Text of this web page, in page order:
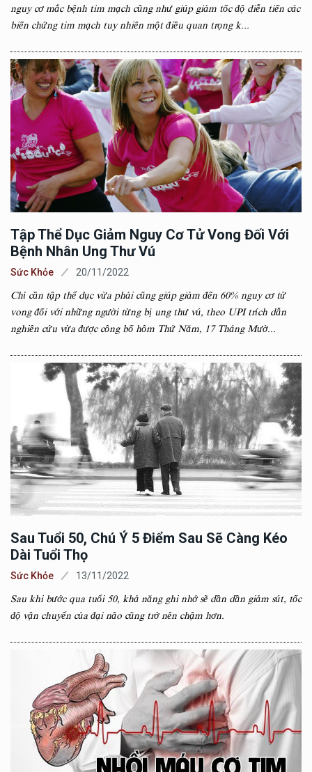
nguy cơ mắc bệnh tim mạch cũng như giúp giảm tốc độ diễn tiến các
biến chứng tim mạch tuy nhiên một điều quan trọng k...
Tập Thể Dục Giảm Nguy Cơ Tử Vong Đối Với
Bệnh Nhân Ung Thư Vú
Sức Khỏe 20/11/2022
Chỉ cần tập thể dục vừa phải cũng giúp giảm đến 60% nguy cơ tử
vong đối với những người từng bị ung thư vú, theo UPI trích dẫn
nghiên cứu vừa được công bố hôm Thứ Năm, 17 Tháng Mườ...
Sau Tuổi 50, Chú Ý 5 Điểm Sau Sẽ Càng Kéo
Dài Tuổi Thọ
Sức Khỏe 13/11/2022
Sau khi bước qua tuổi 50, khả năng ghi nhớ sẽ dần dần giảm sút, tốc
độ vận chuyển của đại não cũng trở nên chậm hơn.